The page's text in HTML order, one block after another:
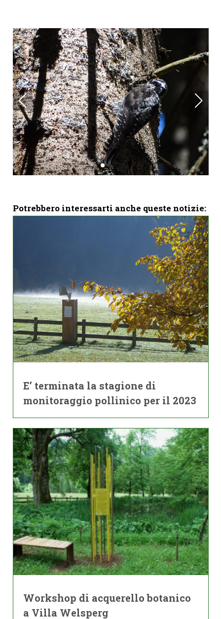
Potrebbero interessarti anche queste notizie:
E’ terminata la stagione di
monitoraggio pollinico per il 2023
Workshop di acquerello botanico
a Villa Welsperg